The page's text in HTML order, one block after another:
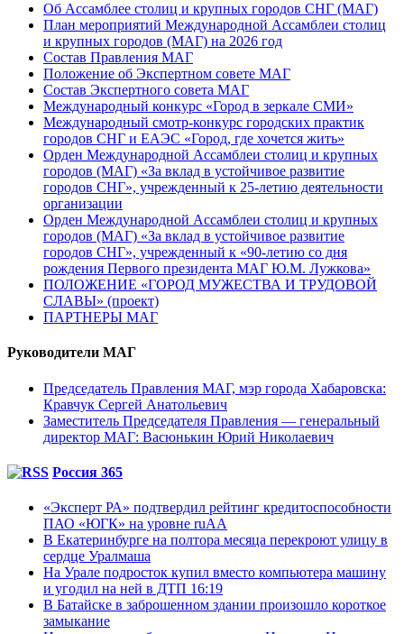
Об Ассамблее столиц и крупных городов СНГ (МАГ)
План мероприятий Международной Ассамблеи столиц
и крупных городов (МАГ) на 2026 год
Состав Правления МАГ
Положение об Экспертном совете МАГ
Состав Экспертного совета МАГ
Международный конкурс «Город в зеркале СМИ»
Международный смотр-конкурс городских практик
городов СНГ и ЕАЭС «Город, где хочется жить»
Орден Международной Ассамблеи столиц и крупных
городов (МАГ) «За вклад в устойчивое развитие
городов СНГ», учрежденный к 25-летию деятельности
организации
Орден Международной Ассамблеи столиц и крупных
городов (МАГ) «За вклад в устойчивое развитие
городов СНГ», учрежденный к «90-летию со дня
рождения Первого президента МАГ Ю.М. Лужкова»
ПОЛОЖЕНИЕ «ГОРОД МУЖЕСТВА И ТРУДОВОЙ
СЛАВЫ» (проект)
ПАРТНЕРЫ МАГ
Руководители МАГ
Председатель Правления МАГ, мэр города Хабаровска:
Кравчук Сергей Анатольевич
Заместитель Председателя Правления — генеральный
директор МАГ: Васюнькин Юрий Николаевич
Россия 365
«Эксперт РА» подтвердил рейтинг кредитоспособности
ПАО «ЮГК» на уровне ruAА
В Екатеринбурге на полтора месяца перекроют улицу в
сердце Уралмаша
На Урале подросток купил вместо компьютера машину
и угодил на ней в ДТП 16:19
В Батайске в заброшенном здании произошло короткое
замыкание